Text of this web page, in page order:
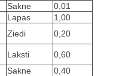
Sakne
0,01
Lapas
1,00
Ziedi 0,20
Laksti
0,60
Sakne
0,40